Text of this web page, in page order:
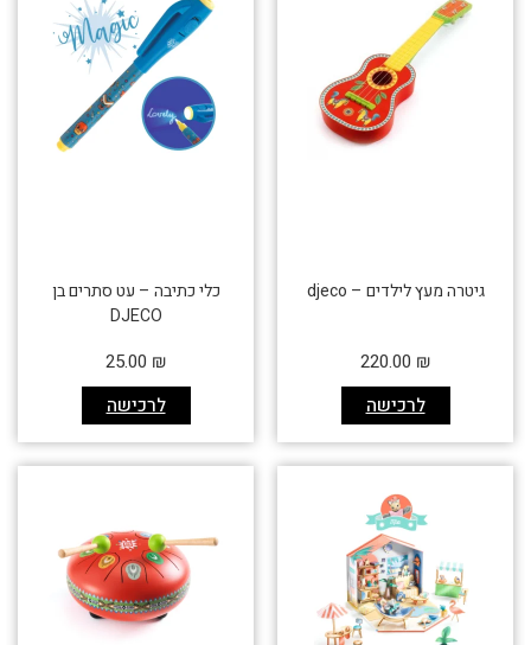
גיטרה מעץ לילדים – djeco
לרכישה
220.00 ₪
כלי כתיבה – עט סתרים בן
DJECO
לרכישה
25.00 ₪